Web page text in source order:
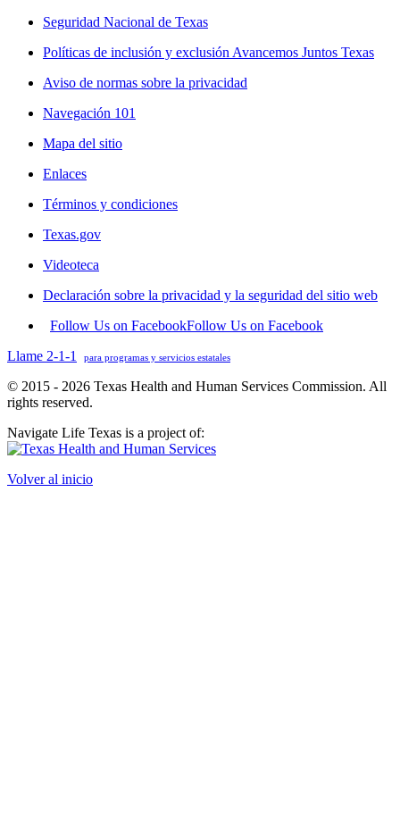
Seguridad Nacional de Texas
Políticas de inclusión y exclusión Avancemos Juntos Texas
Aviso de normas sobre la privacidad
Navegación 101
Mapa del sitio
Enlaces
Términos y condiciones
Texas.gov
Videoteca
Declaración sobre la privacidad y la seguridad del sitio web
Follow Us on FacebookFollow Us on Facebook
Llame 2-1-1
para programas y servicios estatales
© 2015 - 2026 Texas Health and Human Services Commission. All
rights reserved.
Navigate Life Texas is a project of:
Volver al inicio